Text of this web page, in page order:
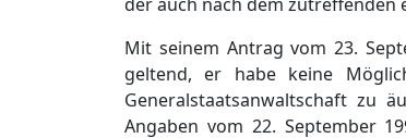
Mit seinem Antrag vom 23.
geltend, er habe keine
Generalstaatsanwaltschaft zu
Angaben vom 22. September